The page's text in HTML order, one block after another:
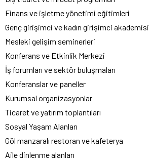
Finans ve işletme yönetimi eğitimleri
Genç girişimci ve kadın girişimci akademisi
Mesleki gelişim seminerleri
Konferans ve Etkinlik Merkezi
İş forumları ve sektör buluşmaları
Konferanslar ve paneller
Kurumsal organizasyonlar
Ticaret ve yatırım toplantıları
Sosyal Yaşam Alanları
Göl manzaralı restoran ve kafeterya
Aile dinlenme alanları